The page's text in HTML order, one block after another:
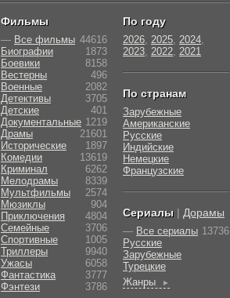
Фильмы
— Все фильмы 44616
Биографии
1873
Боевики
8158
Вестерны
496
Военные
2082
Детективы
3705
Детские
401
Документальные 1219
Драмы
21601
Исторические
1897
Комедии
13619
Криминал
6262
Мелодрамы
8339
Мультфильмы
2574
Мюзиклы
904
Приключения
4804
Семейные
3706
Cпортивные
1005
Триллеры
9940
Ужасы
6058
Фантастика
3777
Фэнтези
3786
По году
2026, 2025, 2024,
2023, 2022, 2021
По странам
Зарубежные
Американские
Русские
Индийские
Немецкие
Французские
Сериалы | Дорамы
— Все сериалы 13736
Русские
Зарубежные
Турецкие
Жанры
►